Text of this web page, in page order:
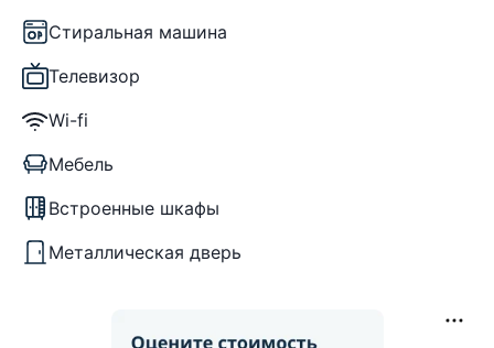
Стиральная машина
Телевизор
Wi-fi
Мебель
Встроенные шкафы
Металлическая дверь